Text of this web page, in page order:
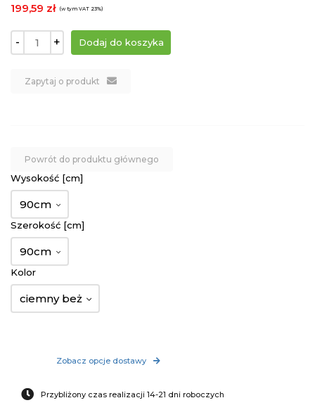
199,59 zł (w tym VAT 23%)
- +
Zapytaj o produkt
Powrót do produktu głównego
Wysokość [cm]
90cm
Szerokość [cm]
90cm
Kolor
ciemny beż
Zobacz opcje dostawy
Przybliżony czas realizacji 14-21 dni roboczych